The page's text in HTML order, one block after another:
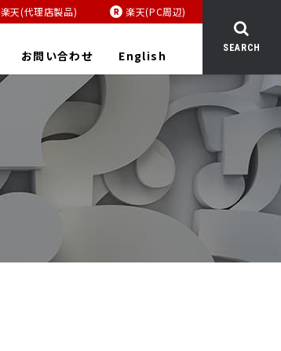
楽天(代理店製品) 楽天(PC周辺)
お問い合わせ English SEARCH